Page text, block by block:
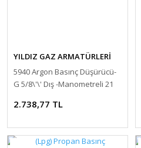
YILDIZ GAZ ARMATÜRLERİ
5940 Argon Basınç Düşürücü-
G 5/8\'\' Dış -Manometreli 21
2.738,77 TL